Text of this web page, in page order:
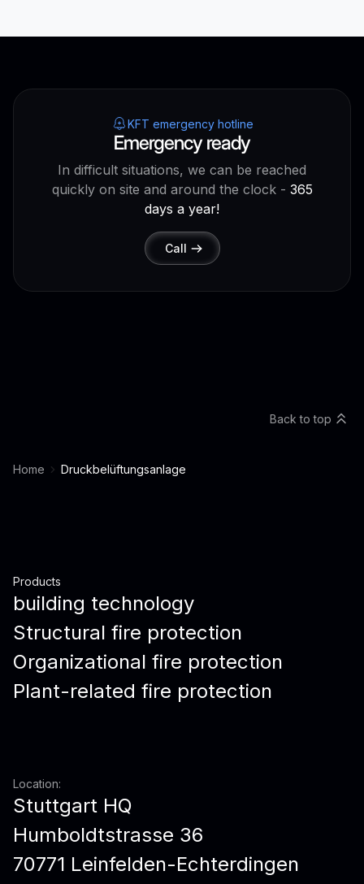
KFT emergency hotline
Emergency ready
In difficult situations, we can be reached
quickly on site and around the clock - 365
days a year!
Call
Home Druckbelüftungsanlage
Back to top
Products
building technology
Structural fire protection
Organizational fire protection
Plant-related fire protection
Location:
Stuttgart HQ
Humboldtstrasse 36
70771 Leinfelden-Echterdingen